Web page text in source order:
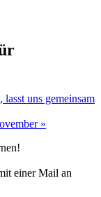
uns gemeinsam
»
einer Mail an